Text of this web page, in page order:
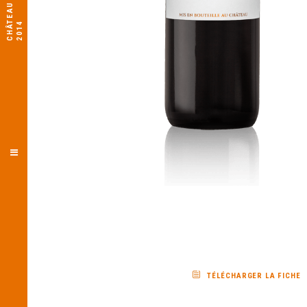
T
4
TÉLÉCHARGER LA FICHE